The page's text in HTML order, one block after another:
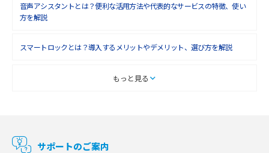
2018年4月(7)
2018年2月(6)
2017年10月(4)
音声アシスタントとは？便利な活用方法や代表的なサービスの特徴、使い
方を解説
スマートロックとは？導入するメリットやデメリット、選び方を解説
スマートテレビとは？特徴や選び方、使い方をわかりやすく解説
マンションで使えるWi-Fiは？種類ごとの特徴や選び方を紹介
もっと見る
サポートのご案内